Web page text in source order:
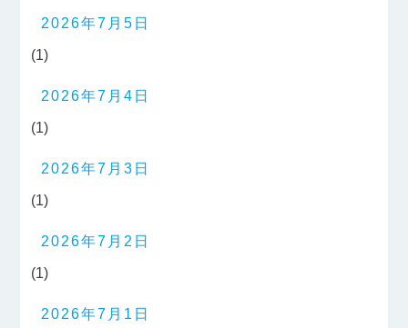
2026年7月5日
(1)
2026年7月4日
(1)
2026年7月3日
(1)
2026年7月2日
(1)
2026年7月1日